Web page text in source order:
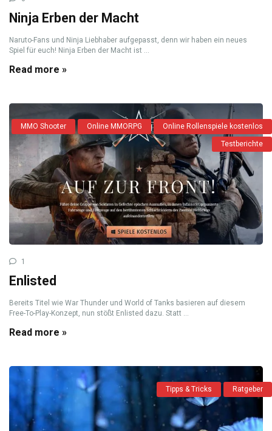
Ninja Erben der Macht
Naruto-Fans und Ninja Liebhaber aufgepasst, denn wir haben ein neues
Spiel für euch! Ninja Erben der Macht ist ...
Read more »
MMO Shooter Online MMORPG Online Rollenspiele kostenlos
Testberichte
1
Enlisted
Bereits Titel wie War Thunder und World of Tanks basieren auf diesem
Free-To-Play-Konzept, nun stößt Enlisted dazu. Statt ...
Read more »
Tipps & Tricks Ratgeber